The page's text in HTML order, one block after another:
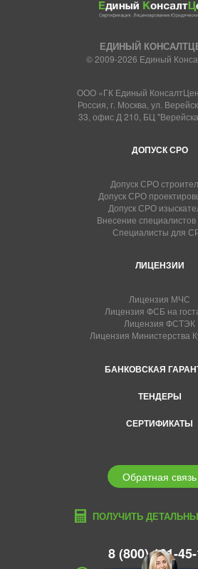
ЕДИНЫЙ
© 2009-2026 Единый
ООО «ГК Единый
Россия, г. Москва, ул.
33, офис Д 210, БЦ
ДОПУСК СРО
Допуск СРО
Допуск СРО
Допуск СРО
Внесение
Специалисты для
ЛИЦЕНЗИИ
Лицензия МЧС
Лицензия ФСБ на
Лицензия ФСТЭК
Лицензия Министерства
БАНКОВСКАЯ
ТЕНДЕРЫ
СЕРТИФИКАТЫ
Обратная связь
ПОЛУЧИТЬ
8 (800) 101-